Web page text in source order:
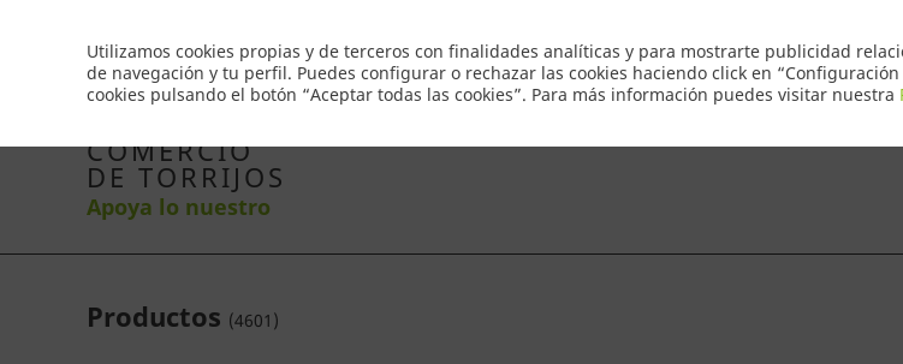
Utilizamos cookies propias y de terceros con finalidades analíticas y para mostrarte publicidad
de navegación y tu perfil. Puedes configurar o rechazar las cookies haciendo click en
cookies pulsando el botón “Aceptar todas las cookies”. Para más información puedes visitar nuestra
Inicio Productos Comercios Ofertas Contacto
COMERCIO
DE TORRIJOS
Apoya lo nuestro
Productos (4601 )